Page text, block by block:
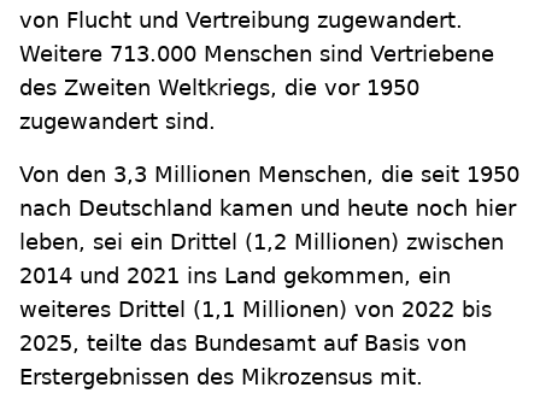
von Flucht und Vertreibung zugewandert.
Weitere 713.000 Menschen sind Vertriebene
des Zweiten Weltkriegs, die vor 1950
zugewandert sind.
Von den 3,3 Millionen Menschen, die seit 1950
nach Deutschland kamen und heute noch hier
leben, sei ein Drittel (1,2 Millionen) zwischen
2014 und 2021 ins Land gekommen, ein
weiteres Drittel (1,1 Millionen) von 2022 bis
2025, teilte das Bundesamt auf Basis von
Erstergebnissen des Mikrozensus mit.